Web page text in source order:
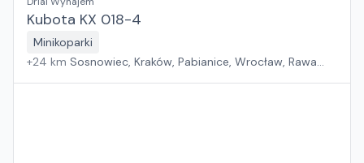
Kubota KX 018-4
Minikoparki
+24 km Sosnowiec, Kraków, Pabianice, Wrocław, Rawa